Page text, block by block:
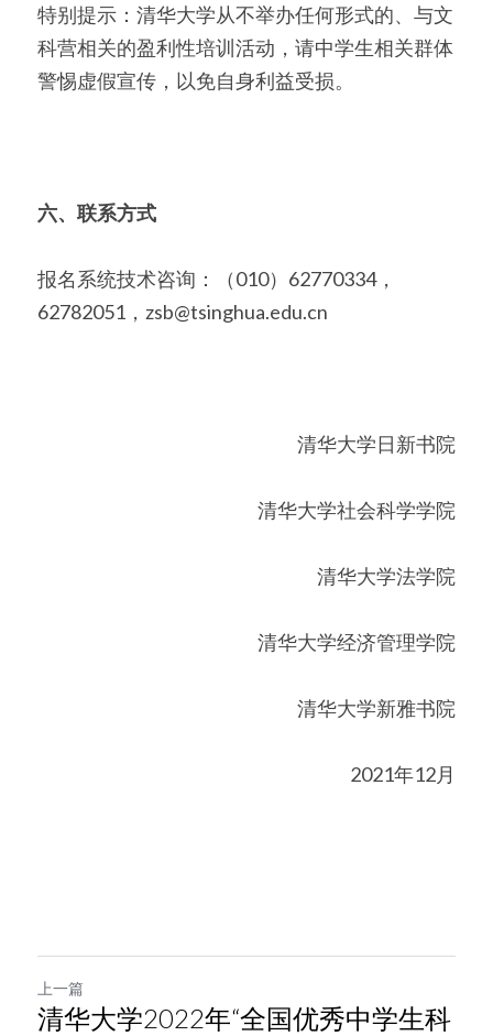
特别提示：清华大学从不举办任何形式的、与文
科营相关的盈利性培训活动，请中学生相关群体
警惕虚假宣传，以免自身利益受损。
六、联系方式
报名系统技术咨询：（010）62770334，
62782051，zsb@tsinghua.edu.cn
清华大学日新书院
清华大学社会科学学院
清华大学法学院
清华大学经济管理学院
清华大学新雅书院
2021年12月
上一篇
清华大学2022年“全国优秀中学生科